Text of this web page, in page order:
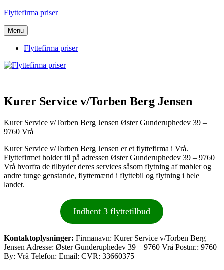
Videre
indhold
Flyttefirma priser
Menu
Flyttefirma priser
Kurer Service v/Torben Berg Jensen
Kurer Service v/Torben Berg Jensen Øster Gunderuphedev 39 –
9760 Vrå
Kurer Service v/Torben Berg Jensen er et flyttefirma i Vrå.
Flyttefirmet holder til på adressen Øster Gunderuphedev 39 – 9760
Vrå hvorfra de tilbyder deres services såsom flytning af møbler og
andre tunge genstande, flyttemænd i flyttebil og flytning i hele
landet.
Indhent 3 flyttetilbud
Kontaktoplysninger: Firmanavn: Kurer Service v/Torben Berg
Jensen Adresse: Øster Gunderuphedev 39 – 9760 Vrå Postnr.: 9760
By: Vrå Telefon: Email: CVR: 33660375